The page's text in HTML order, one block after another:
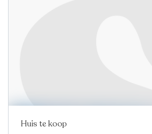
Nieuw
Huis te koop